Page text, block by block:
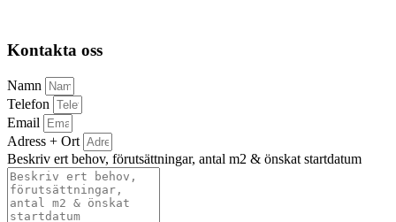
Kontakta oss
Namn
Telefon
Email
Adress + Ort
Beskriv ert behov, förutsättningar, antal m2 & önskat startdatum